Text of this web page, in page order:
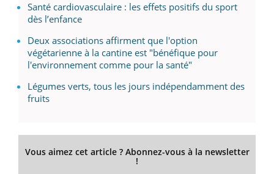
Santé cardiovasculaire : les effets positifs du sport
dès l’enfance
Deux associations affirment que l'option
végétarienne à la cantine est "bénéfique pour
l'environnement comme pour la santé"
Légumes verts, tous les jours indépendamment des
fruits
Vous aimez cet article ? Abonnez-vous à la newsletter
!